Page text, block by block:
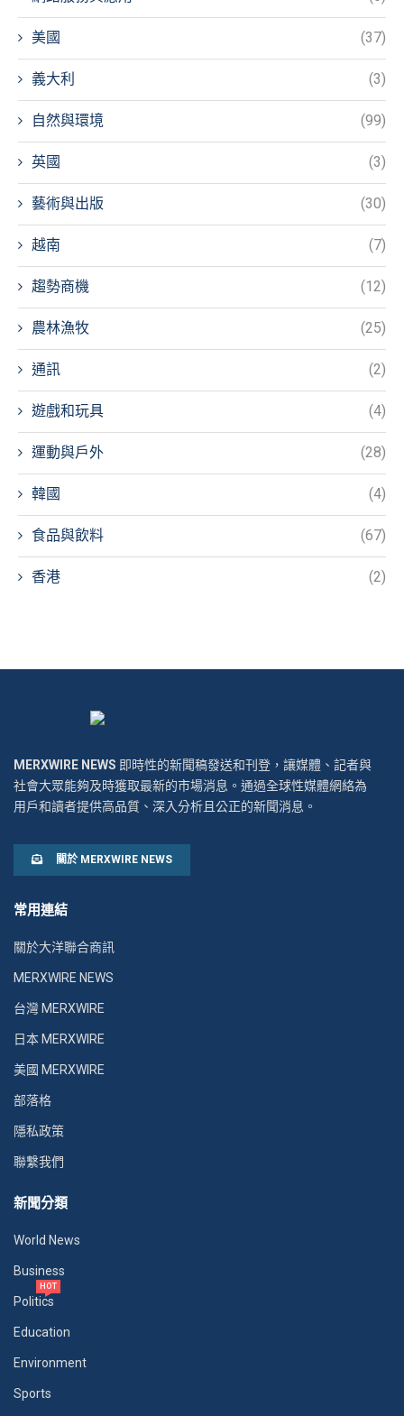
美國 (37)
義大利 (3)
自然與環境 (99)
英國 (3)
藝術與出版 (30)
越南 (7)
趨勢商機 (12)
農林漁牧 (25)
通訊 (2)
遊戲和玩具 (4)
運動與戶外 (28)
韓國 (4)
食品與飲料 (67)
香港 (2)
MERXWIRE NEWS 即時性的新聞稿發送和刊登，讓媒體、記者與
社會大眾能夠及時獲取最新的市場消息。通過全球性媒體網絡為
用戶和讀者提供高品質、深入分析且公正的新聞消息。
關於 MERXWIRE NEWS
常用連結
關於大洋聯合商訊
MERXWIRE NEWS
台灣 MERXWIRE
日本 MERXWIRE
美國 MERXWIRE
部落格
隱私政策
聯繫我們
新聞分類
World News
Business
Politics
HOT
Education
Environment
Sports